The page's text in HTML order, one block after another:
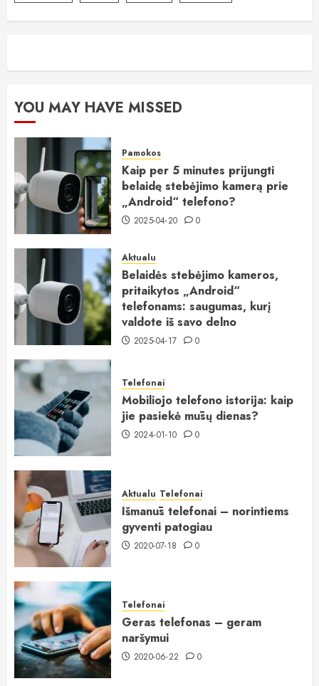
YOU MAY HAVE MISSED
Pamokos
Kaip per 5 minutes prijungti
belaidę stebėjimo kamerą prie
„Android“ telefono?
2025-04-20 0
Aktualu
Belaidės stebėjimo kameros,
pritaikytos „Android“
telefonams: saugumas, kurį
valdote iš savo delno
2025-04-17 0
Telefonai
Mobiliojo telefono istorija: kaip
jie pasiekė mūsų dienas?
2024-01-10 0
Aktualu Telefonai
Išmanūs telefonai – norintiems
gyventi patogiau
2020-07-18 0
Telefonai
Geras telefonas – geram
naršymui
2020-06-22 0